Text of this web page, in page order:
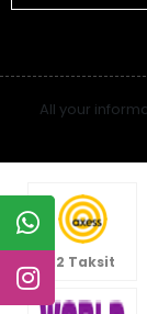
All your
12 Taksit